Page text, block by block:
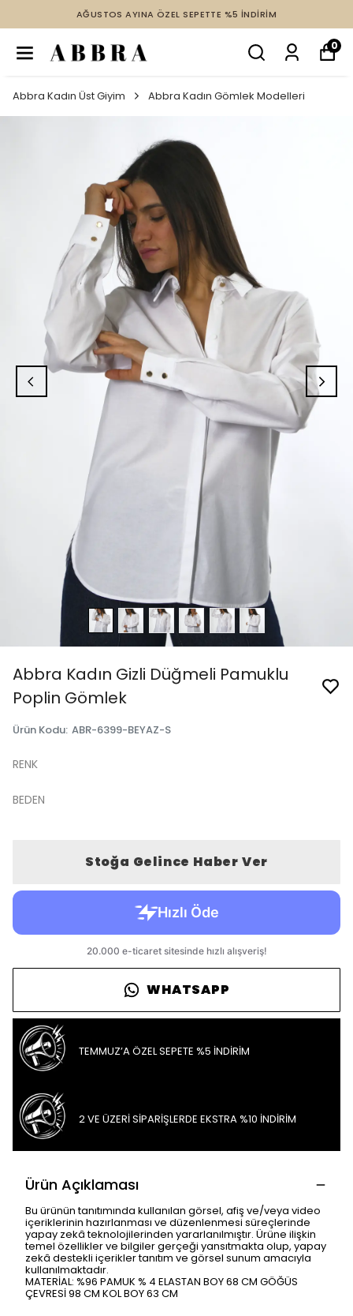
AĞUSTOS AYINA ÖZEL SEPETTE %5 İNDİRİM
0
Abbra Kadın Üst Giyim Abbra Kadın Gömlek Modelleri
Abbra Kadın Gizli Düğmeli Pamuklu
Poplin Gömlek
Ürün Kodu: ABR-6399-BEYAZ-S
RENK
BEDEN
Stoğa Gelince Haber Ver
WHATSAPP
TEMMUZ’A ÖZEL SEPETE %5 İNDİRİM
2 VE ÜZERİ SİPARİŞLERDE EKSTRA %10 İNDİRİM
Ürün Açıklaması
Bu ürünün tanıtımında kullanılan görsel, afiş ve/veya video
içeriklerinin hazırlanması ve düzenlenmesi süreçlerinde
yapay zekâ teknolojilerinden yararlanılmıştır. Ürüne ilişkin
temel özellikler ve bilgiler gerçeği yansıtmakta olup, yapay
zekâ destekli içerikler tanıtım ve görsel sunum amacıyla
kullanılmaktadır.
MATERİAL: %96 PAMUK % 4 ELASTAN BOY 68 CM GÖĞÜS
ÇEVRESİ 98 CM KOL BOY 63 CM